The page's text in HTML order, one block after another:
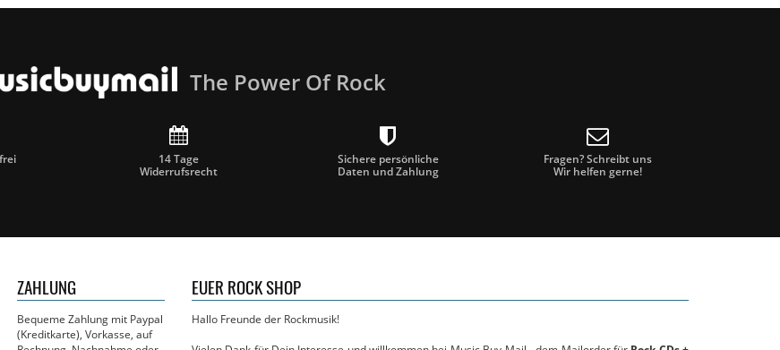
The Power Of Rock
14 Tage
Widerrufsrecht
Sichere persönliche
Daten und Zahlung
Fragen? Schreibt uns
Wir helfen gerne!
ZAHLUNG
Bequeme Zahlung mit Paypal
(Kreditkarte), Vorkasse, auf
EUER ROCK SHOP
Hallo Freunde der Rockmusik!